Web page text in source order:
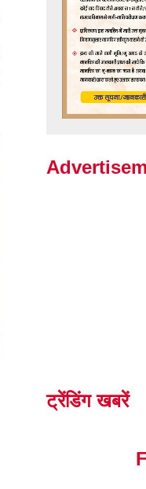
ट्रेंडिंग खबरें